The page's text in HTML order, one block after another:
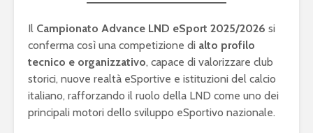
Il Campionato Advance LND eSport 2025/2026 si
conferma così una competizione di alto profilo
tecnico e organizzativo, capace di valorizzare club
storici, nuove realtà eSportive e istituzioni del calcio
italiano, rafforzando il ruolo della LND come uno dei
principali motori dello sviluppo eSportivo nazionale.